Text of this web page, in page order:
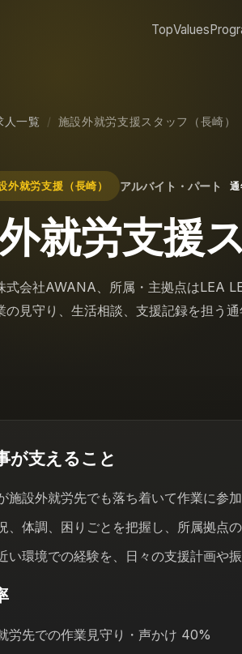
TopValues
人一覧 施設外就労支援スタッフ（長崎）
外就労支援（長崎） アルバイト・パート 通
就労支援
式会社AWANA、所属・主拠点はLEA
の見守り、生活相談、支援記録を担う通
が支えること
施設外就労先でも落ち着いて作業に参
、体調、困りごとを把握し、所属拠点
い環境での経験を、日々の支援計画や
労先での作業見守り・声かけ 40%